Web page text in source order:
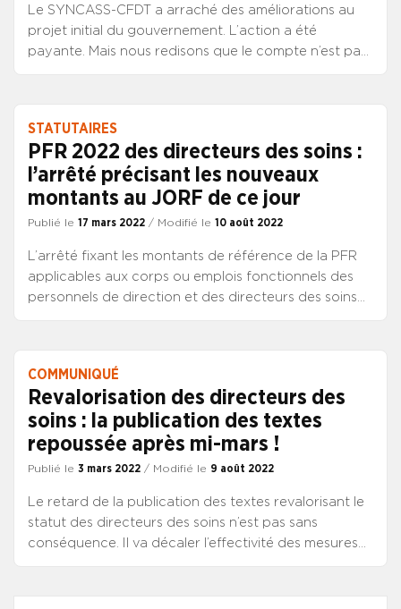
de permettre à l’ensemble des directeurs, évalués ou
évaluateurs, de garantir un dialogue professionnel de
qualité et une évolution de carrière dépendante de
Le SYNCASS-CFDT a arraché des améliorations au
projet initial du gouvernement. L’action a été
payante. Mais nous redisons que le compte n’est pas
qu’ils méritent : la reconnaissance de leurs
responsabilités de direction, par une carrière et une
rémunération équivalentes à celle des autres
directeurs.
STATUTAIRES
PFR 2022 des directeurs des soins :
l’arrêté précisant les nouveaux
montants au JORF de ce jour
Publié le 17 mars 2022 / Modifié le 10 août 2022
L’arrêté fixant les montants de référence de la PFR
applicables aux corps ou emplois fonctionnels des
personnels de direction et des directeurs des soins
les jours prochains. Le SYNCASS-CFDT détaille les
effets sur le régime indemnitaire des directeurs des
soins qui s’applique au 1er janvier 2022.
COMMUNIQUÉ
Revalorisation des directeurs des
soins : la publication des textes
repoussée après mi-mars !
Publié le 3 mars 2022 / Modifié le 9 août 2022
Le retard de la publication des textes revalorisant le
statut des directeurs des soins n’est pas sans
conséquence. Il va décaler l’effectivité des mesures